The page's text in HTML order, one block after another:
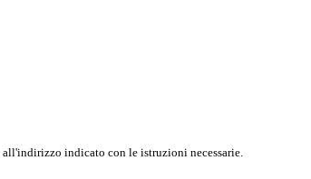
all'indirizzo indicato con le istruzioni necessarie.